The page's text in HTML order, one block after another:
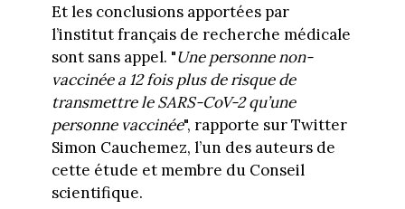
Et les conclusions apportées par
l’institut français de recherche médicale
sont sans appel. "Une personne non-
vaccinée a 12 fois plus de risque de
transmettre le SARS-CoV-2 qu’une
personne vaccinée", rapporte sur Twitter
Simon Cauchemez, l’un des auteurs de
cette étude et membre du Conseil
scientifique.